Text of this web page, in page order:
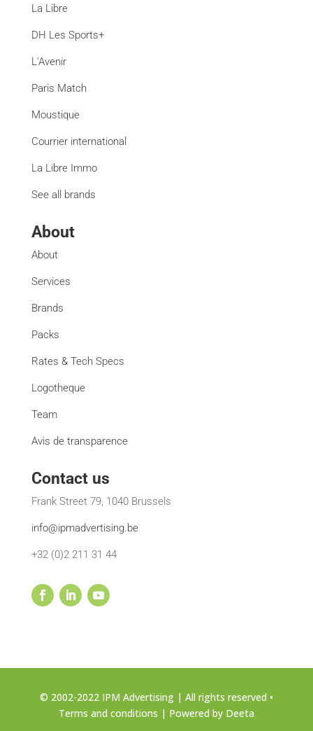
La Libre
DH Les Sports+
L'Avenir
Paris Match
Moustique
Courrier international
La Libre Immo
See all brands
About
About
Services
Brands
Packs
Rates & Tech Specs
Logotheque
Team
Avis de transparence
Contact us
Frank Street 79, 1040 Brussels
info@ipmadvertising.be
+32 (0)2 211 31 44
© 2002-2022 IPM Advertising | All rights reserved •
Terms and conditions | Powered by Deeta